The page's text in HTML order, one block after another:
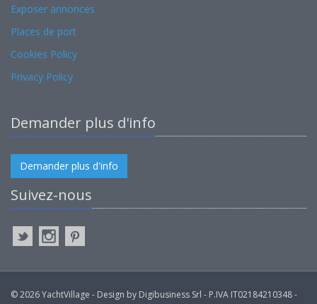
Exposer annonces
Places de port
Cookies Policy
Privacy Policy
Demander plus d'info
Demander plus d'info
Suivez-nous
© 2026 YachtVillage - Design by Digibusiness Srl - P.IVA IT02184210348 -